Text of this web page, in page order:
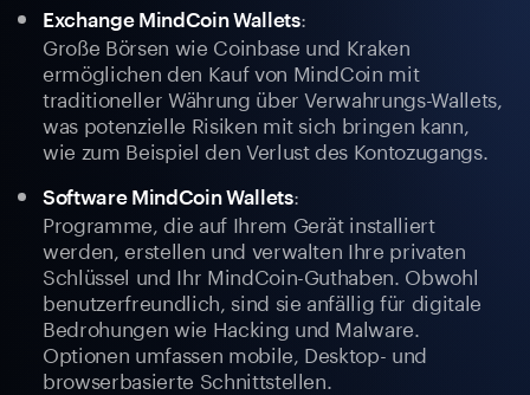
Exchange MindCoin Wallets:
Große Börsen wie Coinbase und Kraken
ermöglichen den Kauf von MindCoin mit
traditioneller Währung über Verwahrungs-Wallets,
was potenzielle Risiken mit sich bringen kann,
wie zum Beispiel den Verlust des Kontozugangs.
Software MindCoin Wallets:
Programme, die auf Ihrem Gerät installiert
werden, erstellen und verwalten Ihre privaten
Schlüssel und Ihr MindCoin-Guthaben. Obwohl
benutzerfreundlich, sind sie anfällig für digitale
Bedrohungen wie Hacking und Malware.
Optionen umfassen mobile, Desktop- und
browserbasierte Schnittstellen.